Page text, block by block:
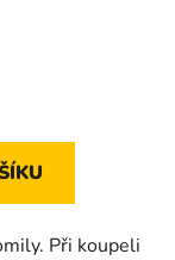
Při koupeli